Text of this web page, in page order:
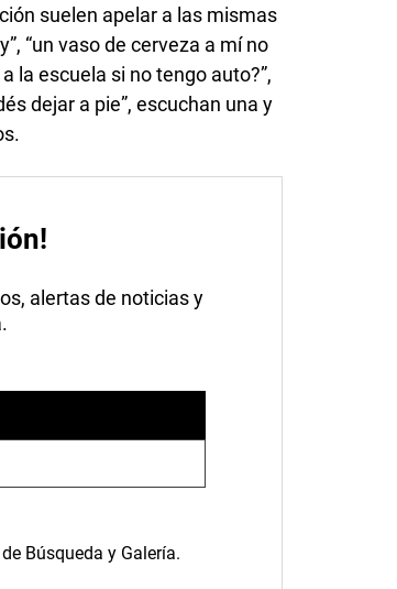
suelen apelar a las mismas
“un vaso de cerveza a mí no
la escuela si no tengo auto?”,
dejar a pie”, escuchan una y
alertas de noticias y
Búsqueda y Galería.